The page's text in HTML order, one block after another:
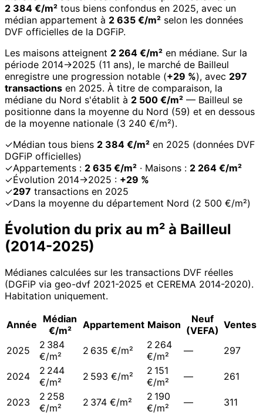
2 384 €/m² tous biens confondus en 2025, avec un
médian appartement à 2 635 €/m² selon les données
DVF officielles de la DGFiP.
Les maisons atteignent 2 264 €/m² en médiane. Sur la
période 2014→2025 (11 ans), le marché de Bailleul
enregistre une progression notable (+29 %), avec 297
transactions en 2025. À titre de comparaison, la
médiane du Nord s'établit à 2 500 €/m² — Bailleul se
positionne dans la moyenne du Nord (59) et en dessous
de la moyenne nationale (3 240 €/m²).
✓Médian tous biens 2 384 €/m² en 2025 (données DVF
DGFiP officielles)
✓Appartements : 2 635 €/m² · Maisons : 2 264 €/m²
✓Évolution 2014→2025 : +29 %
✓297 transactions en 2025
✓Dans la moyenne du département Nord (2 500 €/m²)
Évolution du prix au m² à Bailleul
(2014-2025)
Médianes calculées sur les transactions DVF réelles
(DGFiP via geo-dvf 2021-2025 et CEREMA 2014-2020).
Habitation uniquement.
Année Médian
€/m²
Appartement Maison
Neuf
(VEFA) Ventes
2025
2 384
€/m²
2 635 €/m²
2 264
€/m²
— 297
2024
2 244
€/m²
2 593 €/m²
2 151
€/m²
— 261
2023
2 258
€/m²
2 374 €/m²
2 190
€/m²
— 311